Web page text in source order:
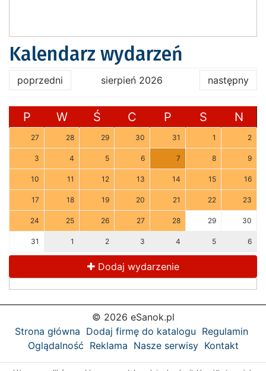
Kalendarz wydarzeń
poprzedni sierpień 2026 następny
P W Ś C P S N
27 28 29 30 31 1 2
3 4 5 6 7 8 9
10 11 12 13 14 15 16
17 18 19 20 21 22 23
24 25 26 27 28 29 30
31 1 2 3 4 5 6
Dodaj wydarzenie
© 2026 eSanok.pl
Strona główna Dodaj firmę do katalogu Regulamin
Oglądalność Reklama Nasze serwisy Kontakt